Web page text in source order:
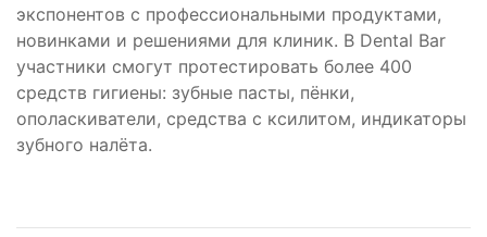
экспонентов с профессиональными продуктами,
новинками и решениями для клиник. В Dental Bar
участники смогут протестировать более 400
средств гигиены: зубные пасты, пёнки,
ополаскиватели, средства с ксилитом, индикаторы
зубного налёта.